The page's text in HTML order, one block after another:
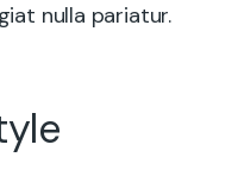
nulla pariatur.